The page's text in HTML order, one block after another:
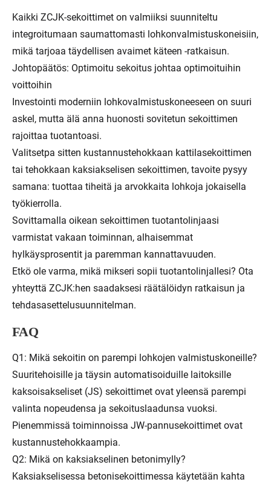
Kaikki ZCJK-sekoittimet on valmiiksi suunniteltu
integroitumaan saumattomasti lohkonvalmistuskoneisiin,
mikä tarjoaa täydellisen avaimet käteen -ratkaisun.
Johtopäätös: Optimoitu sekoitus johtaa optimoituihin
voittoihin
Investointi moderniin lohkovalmistuskoneeseen on suuri
askel, mutta älä anna huonosti sovitetun sekoittimen
rajoittaa tuotantoasi.
Valitsetpa sitten kustannustehokkaan kattilasekoittimen
tai tehokkaan kaksiakselisen sekoittimen, tavoite pysyy
samana: tuottaa tiheitä ja arvokkaita lohkoja jokaisella
työkierrolla.
Sovittamalla oikean sekoittimen tuotantolinjaasi
varmistat vakaan toiminnan, alhaisemmat
hylkäysprosentit ja paremman kannattavuuden.
Etkö ole varma, mikä mikseri sopii tuotantolinjallesi? Ota
yhteyttä ZCJK:hen saadaksesi räätälöidyn ratkaisun ja
tehdasasettelusuunnitelman.
FAQ
Q1: Mikä sekoitin on parempi lohkojen valmistuskoneille?
Suuritehoisille ja täysin automatisoiduille laitoksille
kaksoisakseliset (JS) sekoittimet ovat yleensä parempi
valinta nopeudensa ja sekoituslaadunsa vuoksi.
Pienemmissä toiminnoissa JW-pannusekoittimet ovat
kustannustehokkaampia.
Q2: Mikä on kaksiakselinen betonimylly?
Kaksiakselisessa betonisekoittimessa käytetään kahta